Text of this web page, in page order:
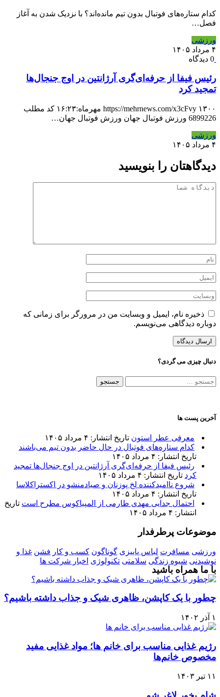
کدام ستاره‌های فوتبال بدون تیم مانده‌اند؟ با نزدیک شدن به آغاز
فصل…
ورزشی
۴ مرداد ۱۴۰۵
0 دیدگاه
رئیس فیفا از حرفه‌ای‌گری آرژانتین در اوج جنجال‌ها
تمجید کرد
https://mehrnews.com/x3cFvy ۱۳۰۰ مهرماه:۱۶:۲۳ کد مطلب
6899226 ورزش فوتبال جهان ورزش فوتبال جهان…
ورزشی
۴ مرداد ۱۴۰۵
دیدگاهتان را بنویسید
ذخیره نام، ایمیل و وبسایت من در مرورگر برای زمانی که
دوباره دیدگاهی می‌نویسم.
دنبال چیزی می گردی؟
جستجو
آخرین پست ها
معرفی عطر استون تاریخ انتشار: ۴ مرداد ۱۴۰۵
کدام ستاره‌های فوتبال در حال حاضر بدون تیم می‌باشند
تاریخ انتشار: ۴ مرداد ۱۴۰۵
رئیس فیفا از حرفه‌ای‌گری آرژانتین در اوج جنجال‌ها تمجید
کرد تاریخ انتشار: ۴ مرداد ۱۴۰۵
شروع ناامیدکننده لخ پوزنان و صیادمنشو در اکستراکلاسا
تاریخ انتشار: ۴ مرداد ۱۴۰۵
احتمال جدایی مهدی طارمی از المپیاکوس مطرح است تاریخ
انتشار: ۴ مرداد ۱۴۰۵
موضوعات پرطرفدار
ورزشی مسافرت لباس پاییزی گوناگون کسب و کار فشن غذا و
نوشیدنی شیوه زندگی سلامتی تکنولوژی اخبار شرکت ها
با ما همراه باشید
چطور با یک کاپشن، ظاهری شیک و جذاب داشته باشیم؟
۱ آذر ۱۴۰۲
رژیم غذایی مناسب برای خانم ها؛ مواد غذایی مفید
مخصوص خانم‌ها
۱۱ تیر ۱۴۰۳